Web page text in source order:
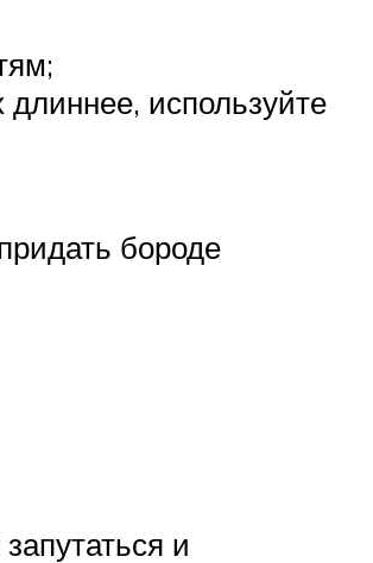
используйте
бороде
и